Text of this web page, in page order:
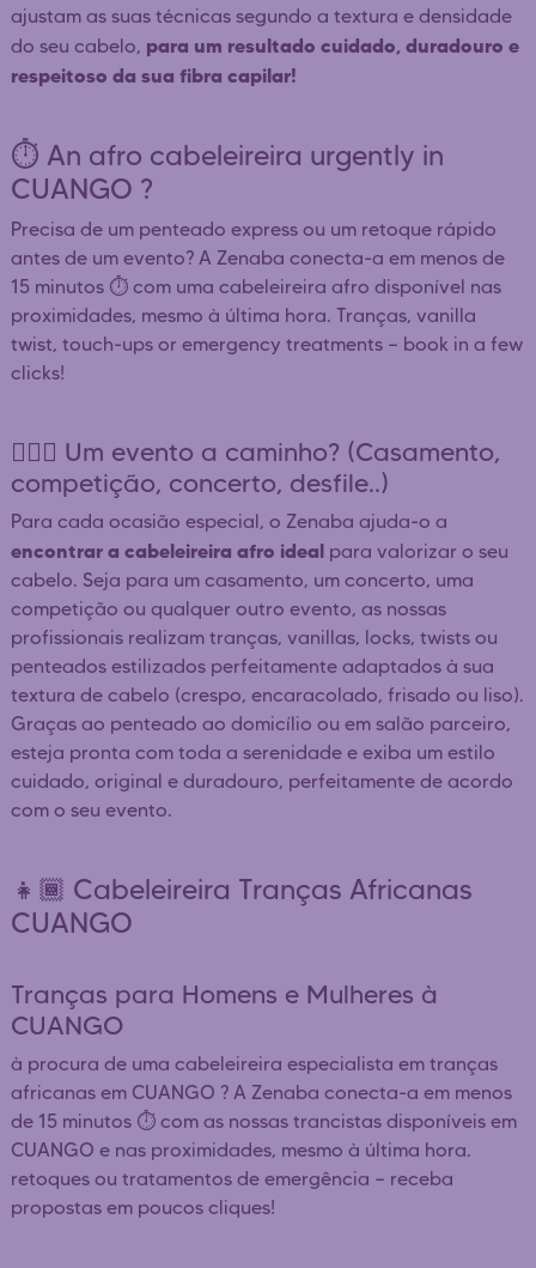
ajustam as suas técnicas segundo a textura e densidade
do seu cabelo, para um resultado cuidado, duradouro e
respeitoso da sua fibra capilar!
⏱️ An afro cabeleireira urgently in
CUANGO ?
Precisa de um penteado express ou um retoque rápido
antes de um evento? A Zenaba conecta-a em menos de
15 minutos ⏱️ com uma cabeleireira afro disponível nas
proximidades, mesmo à última hora. Tranças, vanilla
twist, touch-ups or emergency treatments — book in a few
clicks!
👰🏿‍♀️ Um evento a caminho? (Casamento,
competição, concerto, desfile..)
Para cada ocasião especial, o Zenaba ajuda-o a
encontrar a cabeleireira afro ideal para valorizar o seu
cabelo. Seja para um casamento, um concerto, uma
competição ou qualquer outro evento, as nossas
profissionais realizam tranças, vanillas, locks, twists ou
penteados estilizados perfeitamente adaptados à sua
textura de cabelo (crespo, encaracolado, frisado ou liso).
Graças ao penteado ao domicílio ou em salão parceiro,
esteja pronta com toda a serenidade e exiba um estilo
cuidado, original e duradouro, perfeitamente de acordo
com o seu evento.
👧🏾 Cabeleireira Tranças Africanas
CUANGO
Tranças para Homens e Mulheres à
CUANGO
à procura de uma cabeleireira especialista em tranças
africanas em CUANGO ? A Zenaba conecta-a em menos
de 15 minutos ⏱️ com as nossas trancistas disponíveis em
CUANGO e nas proximidades, mesmo à última hora.
retoques ou tratamentos de emergência — receba
propostas em poucos cliques!